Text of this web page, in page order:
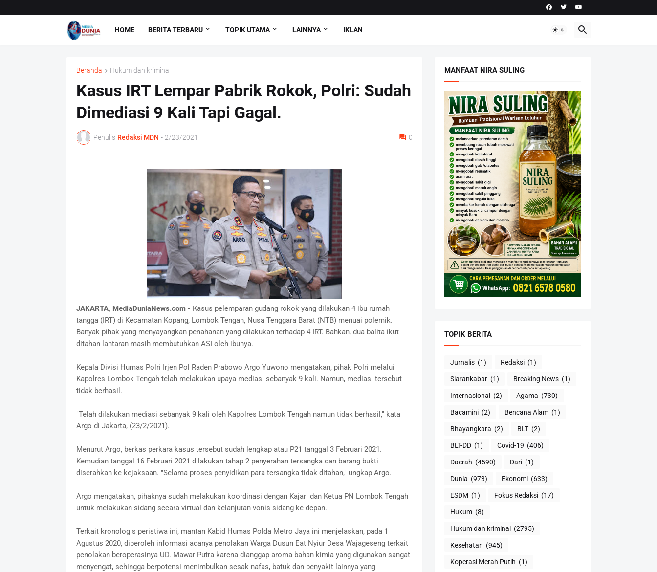
HOME BERITA TERBARU TOPIK UTAMA LAINNYA IKLAN
Beranda Hukum dan kriminal
Kasus IRT Lempar Pabrik Rokok, Polri: Sudah
Dimediasi 9 Kali Tapi Gagal.
Penulis Redaksi MDN - 2/23/2021 0
JAKARTA, MediaDuniaNews.com - Kasus pelemparan gudang rokok yang dilakukan 4 ibu rumah
tangga (IRT) di Kecamatan Kopang, Lombok Tengah, Nusa Tenggara Barat (NTB) menuai polemik.
Banyak pihak yang menyayangkan penahanan yang dilakukan terhadap 4 IRT. Bahkan, dua balita ikut
ditahan lantaran masih membutuhkan ASI oleh ibunya.
Kepala Divisi Humas Polri Irjen Pol Raden Prabowo Argo Yuwono mengatakan, pihak Polri melalui
Kapolres Lombok Tengah telah melakukan upaya mediasi sebanyak 9 kali. Namun, mediasi tersebut
tidak berhasil.
"Telah dilakukan mediasi sebanyak 9 kali oleh Kapolres Lombok Tengah namun tidak berhasil," kata
Argo di Jakarta, (23/2/2021).
Menurut Argo, berkas perkara kasus tersebut sudah lengkap atau P21 tanggal 3 Februari 2021.
Kemudian tanggal 16 Februari 2021 dilakukan tahap 2 penyerahan tersangka dan barang bukti
diserahkan ke kejaksaan. "Selama proses penyidikan para tersangka tidak ditahan," ungkap Argo.
Argo mengatakan, pihaknya sudah melakukan koordinasi dengan Kajari dan Ketua PN Lombok Tengah
untuk melakukan sidang secara virtual dan kelanjutan vonis sidang ke depan.
Terkait kronologis peristiwa ini, mantan Kabid Humas Polda Metro Jaya ini menjelaskan, pada 1
Agustus 2020, diperoleh informasi adanya penolakan Warga Dusun Eat Nyiur Desa Wajageseng terkait
penolakan beroperasinya UD. Mawar Putra karena dianggap aroma bahan kimia yang digunakan sangat
menyengat, sehingga berpotensi menimbulkan sesak nafas, batuk dan penyakit lainnya yang
MANFAAT NIRA SULING
TOPIK BERITA
Jurnalis (1) Redaksi (1)
Siarankabar (1) Breaking News (1)
Internasional (2) Agama (730)
Bacamini (2) Bencana Alam (1)
Bhayangkara (2) BLT (2)
BLT-DD (1) Covid-19 (406)
Daerah (4590) Dari (1)
Dunia (973) Ekonomi (633)
ESDM (1) Fokus Redaksi (17)
Hukum (8)
Hukum dan kriminal (2795)
Kesehatan (945)
Koperasi Merah Putih (1)